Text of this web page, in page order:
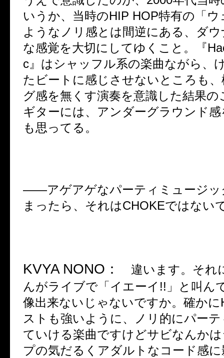
いうか、当時のHIP HOP特有の「ウ
ようなノリ感とは間逆にある、ダ
な感覚を大切にしてゆくこと。『
c 』はシャッフル系の楽曲ながら、
たビートに感じさせないところも
グ感を無くす演奏を意識した結果
ギターには、アンダーグラウンド
も思ってる。
――アゲアゲなパーティミュージ
まったら、それはCHOKEではない
KVYA NONO ：
違います。それ
んがライブで「イエーイ !! 」と叫ん
像出来ないじゃないですか。確かに
ストも強いように、ノリ的にパー
ていける楽曲ですけどサビなんか
プの気だるくアダルトなコード感